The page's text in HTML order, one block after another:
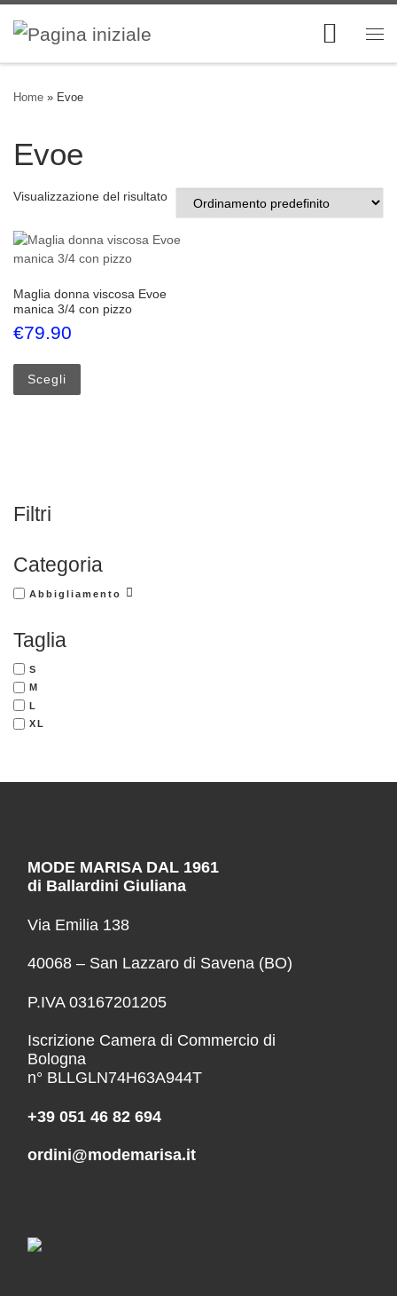
Skip to content
Home » Evoe
Evoe
Visualizzazione del risultato
Maglia donna viscosa Evoe
manica 3/4 con pizzo
€79.90
Scegli
Filtri
Categoria
Abbigliamento
Taglia
S
M
L
XL
MODE MARISA DAL 1961
di Ballardini Giuliana
Via Emilia 138
40068 – San Lazzaro di Savena (BO)
P.IVA 03167201205
Iscrizione Camera di Commercio di
Bologna
n° BLLGLN74H63A944T
+39 051 46 82 694
ordini@modemarisa.it